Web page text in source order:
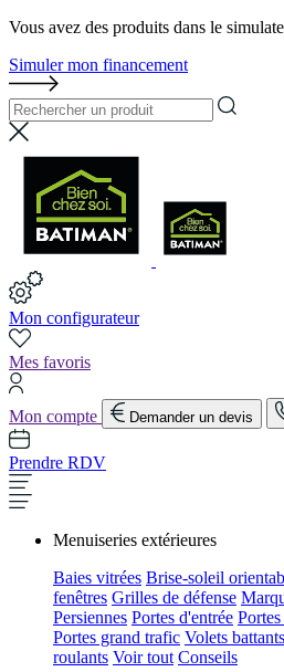
Vous avez des produits dans le
Simuler mon financement
Mon configurateur
Mes favoris
Mon compte Demander un devis
Prendre RDV
Menuiseries extérieures
Baies vitrées Brise-soleil
fenêtres Grilles de défense
Persiennes Portes d'entrée
Portes grand trafic Volets battants
roulants Voir tout Conseils